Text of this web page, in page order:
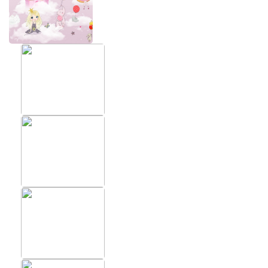
ХИТЫ
Фотообои в скандинавском
Фотообои супергерои